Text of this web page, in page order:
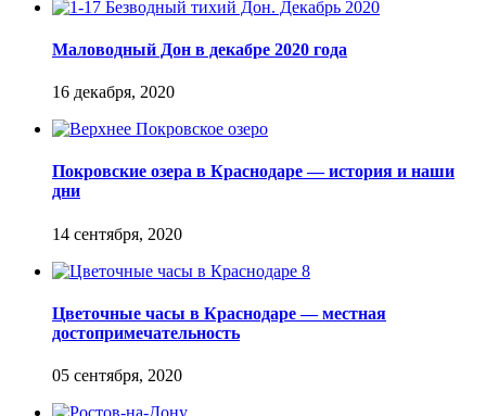
Маловодный Дон в декабре 2020 года
Покровские озера в Краснодаре — история и наши
дни
Цветочные часы в Краснодаре — местная
достопримечательность